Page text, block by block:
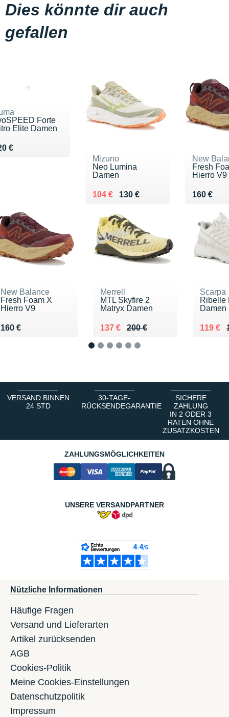
Dies könnte dir auch
gefallen
Forte
Elite Damen
€ 220 €
Mizuno
Neo Lumina
Damen
130 €
Au lieu de 130 €
104 €
Vendu 104 €
New
Fresh
Hierro V9
160 €
Vendu
New Balance
Fresh Foam X
Hierro V9
160 €
Vendu 160 €
Merrell
MTL Skyfire 2
Matryx Damen
200 €
Au lieu de 200 €
137 €
Vendu 137 €
Scarpa
Ribelle
Damen
Au lieu
119 €
Vendu
VERSAND BINNEN
24 STD
30-TAGE-
RÜCKSENDEGARANTIE
SICHERE
ZAHLUNG
IN 2 ODER 3
RATEN OHNE
ZUSATZKOSTEN
ZAHLUNGSMÖGLICHKEITEN
UNSERE VERSANDPARTNER
Nützliche Informationen
Häufige Fragen
Versand und Lieferarten
Artikel zurücksenden
AGB
Cookies-Politik
Meine Cookies-Einstellungen
Datenschutzpolitik
Impressum